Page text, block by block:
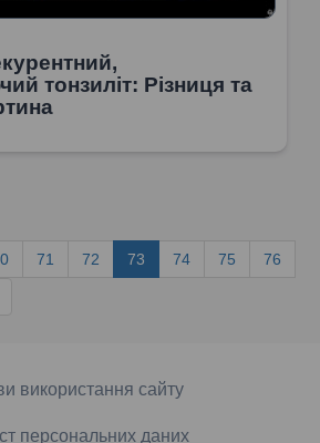
тонзиліт: Різниця та
71 72 73 74 75 76
використання сайту
персональних даних